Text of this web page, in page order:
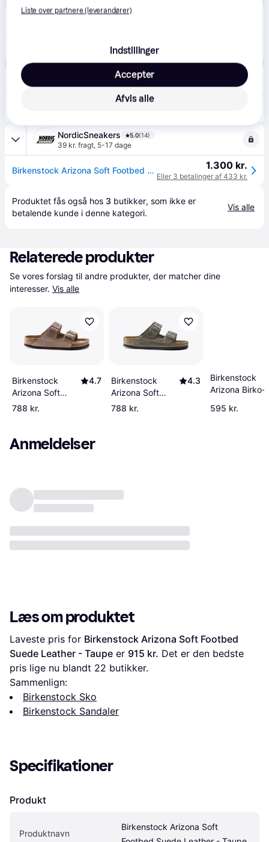
Munk Store
Arizona SFB VL Normal - 46
Fri fragt
NordicSneakers 5.0(14)
39 kr. fragt, 5-17 dage
Birkenstock Arizona Soft Footbed Suede Taupe - 42 1.300 kr.
Eller 3 betalinger af 433 kr.
Produktet fås også hos 3 butikker, som ikke er
betalende kunde i denne kategori.
Vis alle
Relaterede produkter
Se vores forslag til andre produkter, der matcher dine
interesser. Vis alle
Birkenstock
Arizona Soft
Footbed Oiled
4.7
788 kr.
Birkenstock
Arizona Soft
Footbed Oiled
4.3
788 kr.
Birkenstock
Arizona Birko-
595 kr.
Anmeldelser
Læs om produktet
Laveste pris for Birkenstock Arizona Soft Footbed
Suede Leather - Taupe er 915 kr. Det er den bedste
pris lige nu blandt 22 butikker.
Sammenlign:
Birkenstock Sko
Birkenstock Sandaler
Specifikationer
Produkt
Produktnavn
Birkenstock Arizona Soft
Liste over partnere (leverandører)
Indstillinger
Afvis alle
Accepter